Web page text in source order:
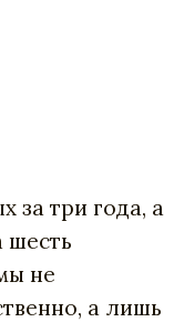
за три года, а
шесть
не
а лишь